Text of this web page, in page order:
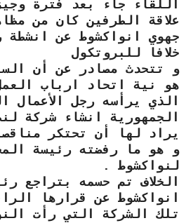
اللقاء جاء بعد فترة
علاقة الطرفين كان من
جهوي انواكشوط عن انشطة
خلافا للبروتكول
و تتحدث مصادر عن أن
هو نية اتحاد ارباب
الذي يرأسه رجل الأعمال
الجمهورية انشاء شركة
يراد لها أن تحتكر
و هو ما رفضته رئيسة
لنواكشوط .
الخلاف تم حسمه بتراجع
انواكشوط عن قرارها
تلك الشركة التي رأت